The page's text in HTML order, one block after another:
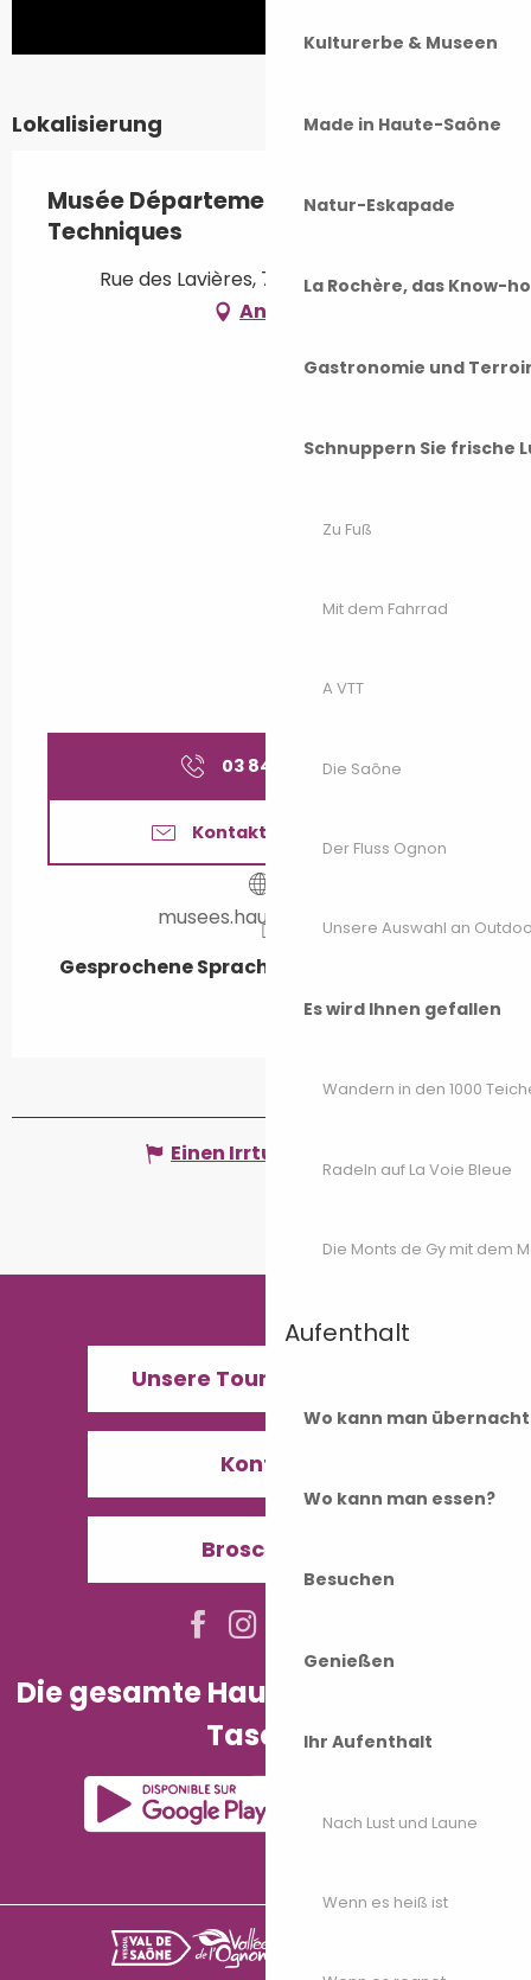
Kulturerbe & Museen
Made in Haute-Saône
Natur-Eskapade
La Rochère, das Know-
Gastronomie und
Schnuppern Sie frische
Zu Fuß
Mit dem Fahrrad
A VTT
Die Saône
Der Fluss Ognon
Unsere Auswahl an
Es wird Ihnen gefallen
Wandern in den 1000
Radeln auf La Voie Bleue
Die Monts de Gy mit dem
Aufenthalt
Wo kann man
Wo kann man essen?
Besuchen
Genießen
Ihr Aufenthalt
Nach Lust und Laune
Wenn es heiß ist
Lokalisierung
Musée Départemental Demard des
Techniques
Rue des Lavières, 70600 Champlitte
Anfahrt
03 84 95 76▒▒
Kontaktieren Sie uns
musees.haute-saone.fr
Gesprochene Sprachen
Gesprochene Sprachen
Einen Irrtum angeben
Unsere Tourismusbüros
Kontakt
Broschüren
Die gesamte Haute-Saône in Ihrer
Tasche!